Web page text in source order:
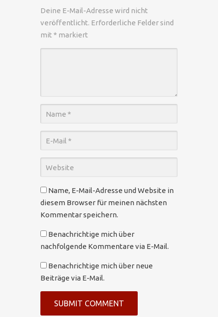
Deine E-Mail-Adresse wird nicht
veröffentlicht. Erforderliche Felder sind
mit * markiert
Name, E-Mail-Adresse und Website in
diesem Browser für meinen nächsten
Kommentar speichern.
Benachrichtige mich über
nachfolgende Kommentare via E-Mail.
Benachrichtige mich über neue
Beiträge via E-Mail.